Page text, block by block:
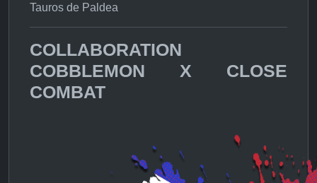
Tauros de Paldea
COLLABORATION
COBBLEMON X CLOSE
COMBAT